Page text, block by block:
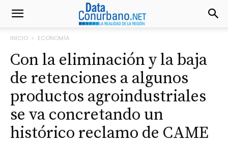
INICIO ECONOMÍA
Con la eliminación y la baja
de retenciones a algunos
productos agroindustriales
se va concretando un
histórico reclamo de CAME